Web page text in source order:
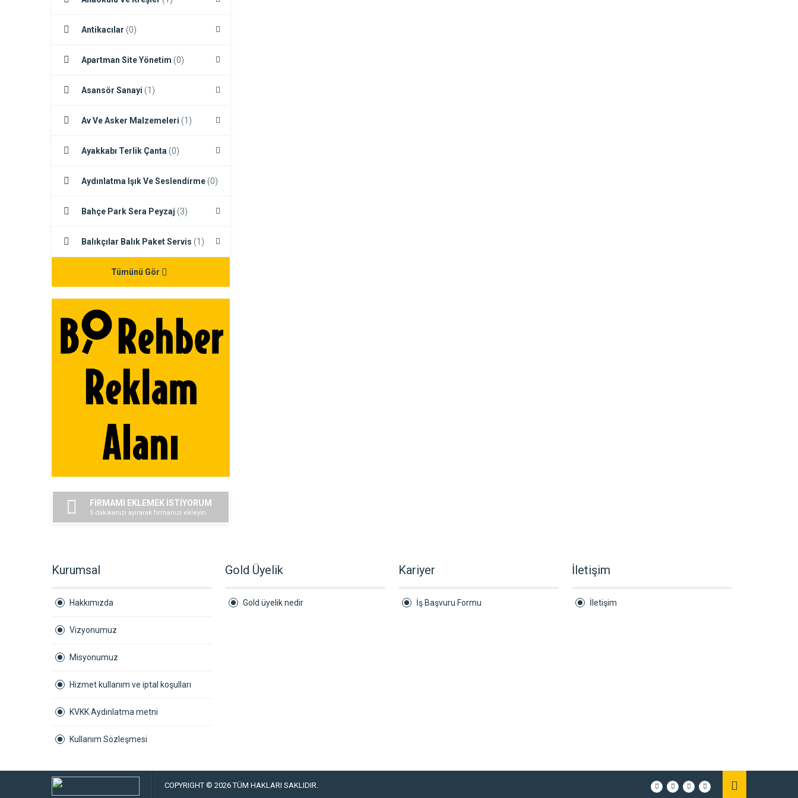
Antikacılar (0)
Apartman Site Yönetim (0)
Asansör Sanayi (1)
Av Ve Asker Malzemeleri (1)
Ayakkabı Terlik Çanta (0)
Aydınlatma Işık Ve Seslendirme (0)
Bahçe Park Sera Peyzaj (3)
Balıkçılar Balık Paket Servis (1)
Tümünü Gör
FİRMAMI EKLEMEK İSTİYORUM
5 dakikanızı ayırarak firmanızı ekleyin..
Kurumsal
Hakkımızda
Vizyonumuz
Misyonumuz
Hizmet kullanım ve iptal koşulları
KVKK Aydınlatma metni
Kullanım Sözleşmesi
Gold Üyelik
Gold üyelik nedir
Kariyer
İş Başvuru Formu
İletişim
İletişim
COPYRIGHT © 2026 TÜM HAKLARI SAKLIDIR.